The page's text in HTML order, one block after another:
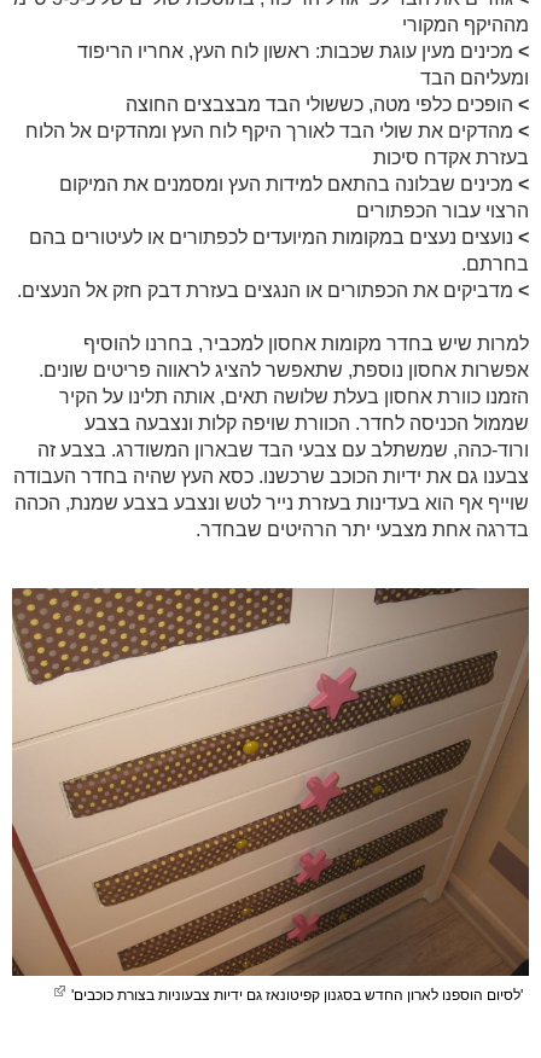
מההיקף המקורי
> מכינים מעין עוגת שכבות: ראשון לוח העץ, אחריו הריפוד
ומעליהם הבד
> הופכים כלפי מטה, כששולי הבד מבצבצים החוצה
> מהדקים את שולי הבד לאורך היקף לוח העץ ומהדקים אל הלוח
בעזרת אקדח סיכות
> מכינים שבלונה בהתאם למידות העץ ומסמנים את המיקום
הרצוי עבור הכפתורים
> נועצים נעצים במקומות המיועדים לכפתורים או לעיטורים בהם
בחרתם.
> מדביקים את הכפתורים או הנגצים בעזרת דבק חזק אל הנעצים.
למרות שיש בחדר מקומות אחסון למכביר, בחרנו להוסיף
אפשרות אחסון נוספת, שתאפשר להציג לראווה פריטים שונים.
הזמנו כוורת אחסון בעלת שלושה תאים, אותה תלינו על הקיר
שממול הכניסה לחדר. הכוורת שויפה קלות ונצבעה בצבע
ורוד-כהה, שמשתלב עם צבעי הבד שבארון המשודרג. בצבע זה
צבענו גם את ידיות הכוכב שרכשנו. כסא העץ שהיה בחדר העבודה
שוייף אף הוא בעדינות בעזרת נייר לטש ונצבע בצבע שמנת, הכהה
בדרגה אחת מצבעי יתר הרהיטים שבחדר.
'לסיום הוספנו לארון החדש בסגנון קפיטונאז גם ידיות צבעוניות בצורת כוכבים'